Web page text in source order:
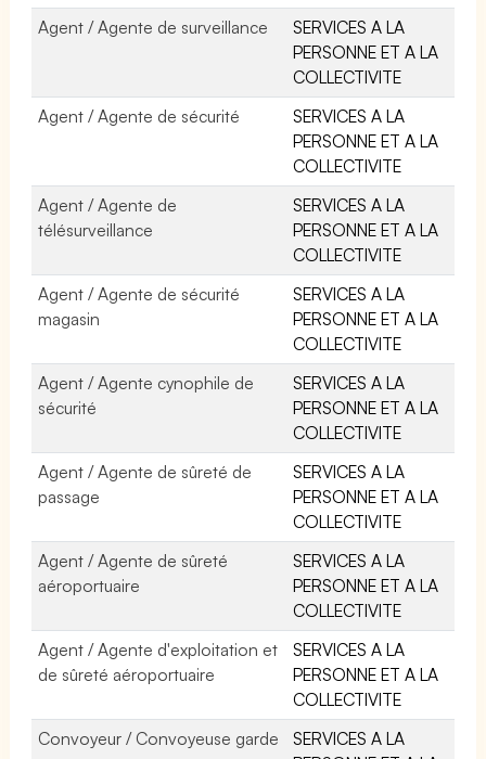
Agent / Agente de surveillance
SERVICES A LA
PERSONNE ET A LA
COLLECTIVITE
Agent / Agente de sécurité
SERVICES A LA
PERSONNE ET A LA
COLLECTIVITE
Agent / Agente de
télésurveillance
SERVICES A LA
PERSONNE ET A LA
COLLECTIVITE
Agent / Agente de sécurité
magasin
SERVICES A LA
PERSONNE ET A LA
COLLECTIVITE
Agent / Agente cynophile de
sécurité
SERVICES A LA
PERSONNE ET A LA
COLLECTIVITE
Agent / Agente de sûreté de
passage
SERVICES A LA
PERSONNE ET A LA
COLLECTIVITE
Agent / Agente de sûreté
aéroportuaire
SERVICES A LA
PERSONNE ET A LA
COLLECTIVITE
Agent / Agente d'exploitation et
de sûreté aéroportuaire
SERVICES A LA
PERSONNE ET A LA
COLLECTIVITE
Convoyeur / Convoyeuse garde
SERVICES A LA